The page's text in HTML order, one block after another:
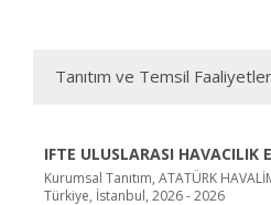
Tanıtım ve Temsil
IFTE ULUSLARASI HAVACILIK
Kurumsal Tanıtım, ATATÜRK
Türkiye, İstanbul, 2026 - 2026